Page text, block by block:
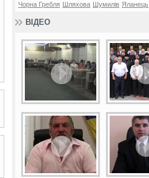
Чорна Гребля
Шляхова Шумилів Яланець
ВІДЕО